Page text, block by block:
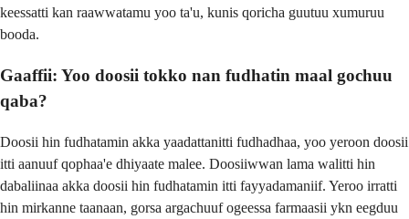
keessatti kan raawwatamu yoo ta'u, kunis qoricha guutuu xumuruu
booda.
Gaaffii: Yoo doosii tokko nan fudhatin maal gochuu
qaba?
Doosii hin fudhatamin akka yaadattanitti fudhadhaa, yoo yeroon doosii
itti aanuuf qophaa'e dhiyaate malee. Doosiiwwan lama walitti hin
dabaliinaa akka doosii hin fudhatamin itti fayyadamaniif. Yeroo irratti
hin mirkanne taanaan, gorsa argachuuf ogeessa farmaasii ykn eegduu